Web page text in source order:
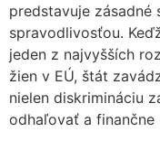
predstavuje zásadné
spravodlivosťou.
jeden z najvyšších
žien v EÚ, štát
nielen diskrimináciu
odhaľovať a